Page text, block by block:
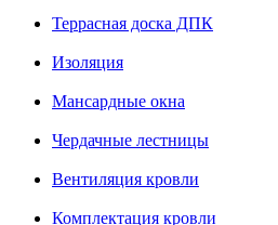
Террасная доска ДПК
Изоляция
Мансардные окна
Чердачные лестницы
Вентиляция кровли
Комплектация кровли